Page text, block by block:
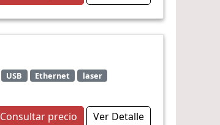
USB Ethernet laser
Consultar precio Ver Detalle